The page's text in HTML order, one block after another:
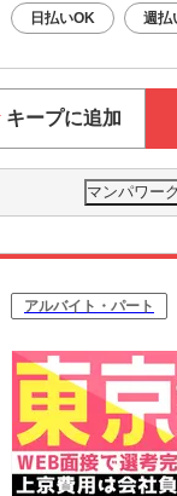
日払いOK 週払
キープに追加
マンパワー
アルバイト・パート